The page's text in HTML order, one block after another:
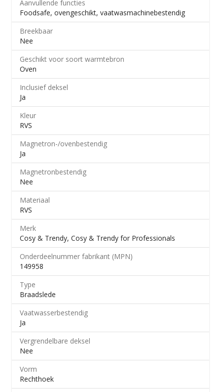
Aanvullende functies
Foodsafe, ovengeschikt, vaatwasmachinebestendig
Breekbaar
Nee
Geschikt voor soort warmtebron
Oven
Inclusief deksel
Ja
Kleur
RVS
Magnetron-/​ovenbestendig
Ja
Magnetronbestendig
Nee
Materiaal
RVS
Merk
Cosy & Trendy, Cosy & Trendy for Professionals
Onderdeelnummer fabrikant (MPN)
149958
Type
Braadslede
Vaatwasserbestendig
Ja
Vergrendelbare deksel
Nee
Vorm
Rechthoek